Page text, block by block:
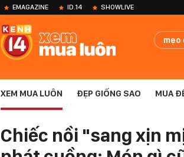
EMAGAZINE ID.14 SHOWLIVE
mẹo
XEM MUA LUÔN ĐẸP GIỐNG SAO MUA
Chiếc nồi "sang xịn